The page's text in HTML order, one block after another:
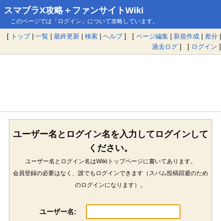
スマブラX攻略＋ファンサイトWiki
このページでは「ログイン」について攻略しています。
[ トップ| 一覧 | 最終更新 | 検索 | ヘルプ] [ ページ編集 | 新規作成 | 差分 |
過去ログ ] [ ログイン ]
ユーザー名とログイン名を入力してログインして
ください。
ユーザー名とログイン名はWikiトップページに書いてあります。
会員登録の必要はなく、誰でもログインできます（スパム投稿回避のため
のログインになります）。
ユーザー名: